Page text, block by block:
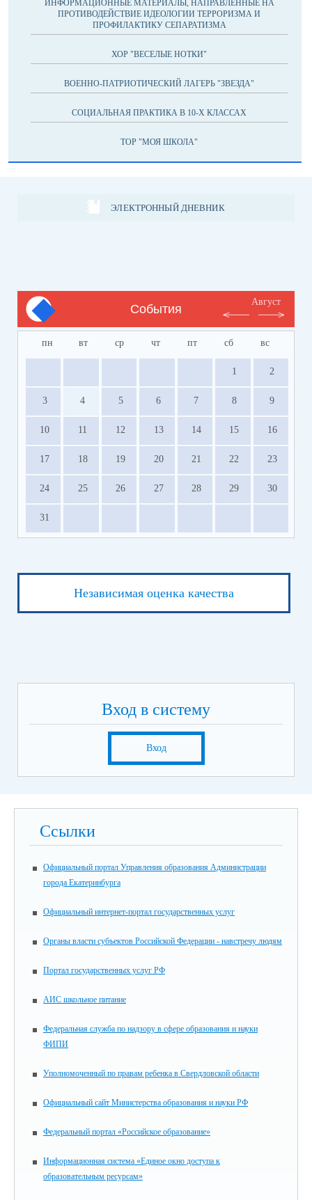
ИНФОРМАЦИОННЫЕ МАТЕРИАЛЫ, НАПРАВЛЕННЫЕ НА
ПРОТИВОДЕЙСТВИЕ ИДЕОЛОГИИ ТЕРРОРИЗМА И
ПРОФИЛАКТИКУ СЕПАРАТИЗМА
ХОР "ВЕСЕЛЫЕ НОТКИ"
ВОЕННО-ПАТРИОТИЧЕСКИЙ ЛАГЕРЬ "ЗВЕЗДА"
СОЦИАЛЬНАЯ ПРАКТИКА В 10-Х КЛАССАХ
ТОР "МОЯ ШКОЛА"
ЭЛЕКТРОННЫЙ ДНЕВНИК
События
Август
пн вт ср чт пт сб вс
1 2
3 4 5 6 7 8 9
10 11 12 13 14 15 16
17 18 19 20 21 22 23
24 25 26 27 28 29 30
31
Независимая оценка качества
Вход в систему
Вход
Ссылки
Официальный портал Управления образования Администрации
города Екатеринбурга
Официальный интернет-портал государственных услуг
Органы власти субъектов Российской Федерации - навстречу людям
Портал государственных услуг РФ
АИС школьное питание
Федеральная служба по надзору в сфере образования и науки
ФИПИ
Уполномоченный по правам ребенка в Свердловской области
Официальный сайт Министерства образования и науки РФ
Федеральный портал «Российское образование»
Информационная система «Единое окно доступа к
образовательным ресурсам»